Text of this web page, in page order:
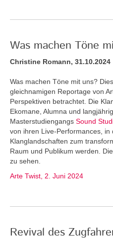
Was machen Töne
Christine Romann, 31.10.2024
Was machen Töne mit uns?
gleichnamigen Reportage von
Perspektiven betrachtet. Die
Ekomane, Alumna und
Masterstudiengangs Sound
von ihren Live-Performances,
Klanglandschaften zum
Raum und Publikum werden.
zu sehen.
Arte Twist, 2. Juni 2024
Revival des